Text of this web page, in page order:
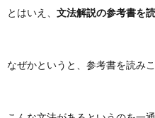
とはいえ、 文法解説の参考書を
なぜかというと、参考書を読み